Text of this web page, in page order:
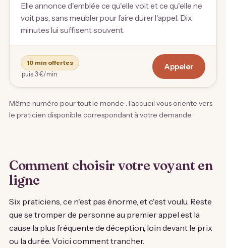
Elle annonce d'emblée ce qu'elle voit et ce qu'elle ne
voit pas, sans meubler pour faire durer l'appel. Dix
minutes lui suffisent souvent.
10 min offertes
puis 3 €/min
Appeler
Même numéro pour tout le monde : l'accueil vous oriente vers
le praticien disponible correspondant à votre demande.
Comment choisir votre voyant en
ligne
Six praticiens, ce n'est pas énorme, et c'est voulu. Reste
que se tromper de personne au premier appel est la
cause la plus fréquente de déception, loin devant le prix
ou la durée. Voici comment trancher.